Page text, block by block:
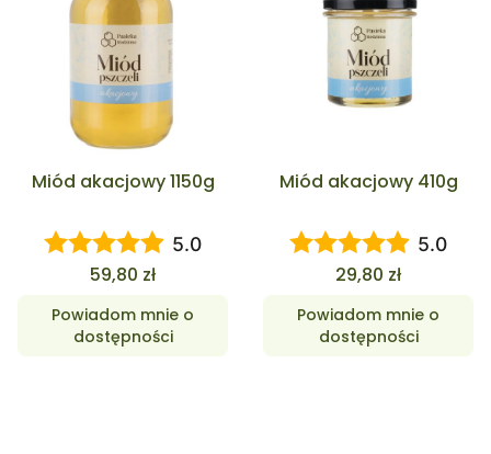
Miód akacjowy 1150g
5.0
Cena
59,80 zł
Powiadom mnie o
dostępności
Miód akacjowy 410g
5.0
Cena
29,80 zł
Powiadom mnie o
dostępności